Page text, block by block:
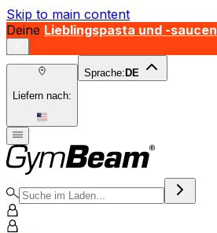
Skip to main content
Deine Lieblingspasta und -saucen
Liefern nach:
Sprache: DE